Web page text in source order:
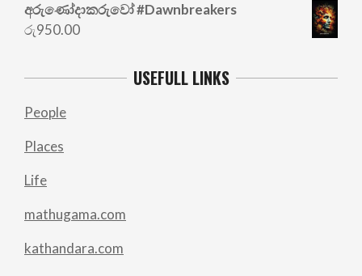
අරු‍ණෝදාකරුවෝ #Dawnbreakers
රු950.00
USEFULL LINKS
People
Places
Life
mathugama.com
kathandara.com